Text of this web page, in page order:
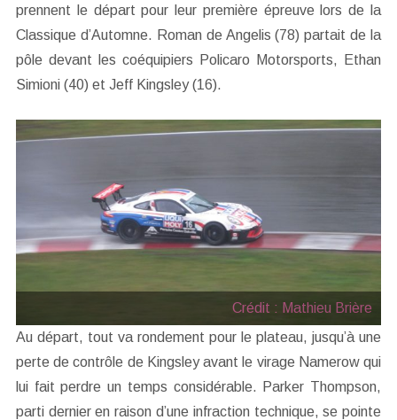
prennent le départ pour leur première épreuve lors de la
Classique d’Automne. Roman de Angelis (78) partait de la
pôle devant les coéquipiers Policaro Motorsports, Ethan
Simioni (40) et Jeff Kingsley (16).
Crédit : Mathieu Brière
Au départ, tout va rondement pour le plateau, jusqu’à une
perte de contrôle de Kingsley avant le virage Namerow qui
lui fait perdre un temps considérable. Parker Thompson,
parti dernier en raison d’une infraction technique, se pointe